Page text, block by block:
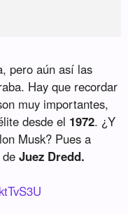
pero aún así las
Hay que recordar
muy importantes,
desde el 1972. ¿Y
Musk? Pues a
deJuez Dredd.